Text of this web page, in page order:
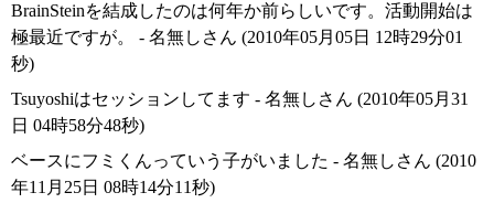
BrainSteinを結成したのは何年か前らしいです。活動開始は
極最近ですが。 - 名無しさん (2010年05月05日 12時29分01
秒)
Tsuyoshiはセッションしてます - 名無しさん (2010年05月31
日 04時58分48秒)
ベースにフミくんっていう子がいました - 名無しさん (2010
年11月25日 08時14分11秒)